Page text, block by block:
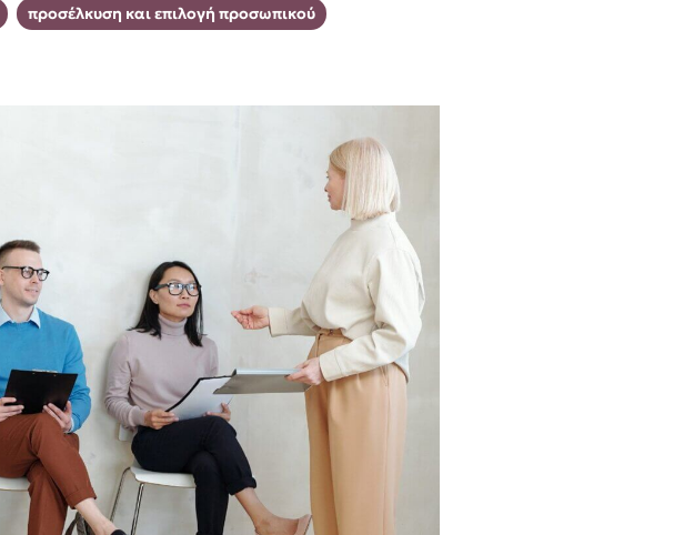
προσέλκυση και επιλογή προσωπικού